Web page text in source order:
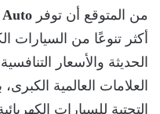
من المتوقع أن توفر
أكثر تنوعًا من السيارات
الحديثة والأسعار
العلامات العالمية
التحتية للسيارات